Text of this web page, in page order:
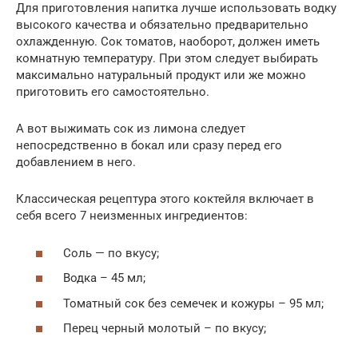
Для приготовления напитка лучше использовать водку
высокого качества и обязательно предварительно
охлажденную. Сок томатов, наоборот, должен иметь
комнатную температуру. При этом следует выбирать
максимально натуральный продукт или же можно
приготовить его самостоятельно.
А вот выжимать сок из лимона следует
непосредственно в бокал или сразу перед его
добавлением в него.
Классическая рецептура этого коктейля включает в
себя всего 7 неизменных ингредиентов:
Соль — по вкусу;
Водка – 45 мл;
Томатный сок без семечек и кожуры – 95 мл;
Перец черный молотый – по вкусу;